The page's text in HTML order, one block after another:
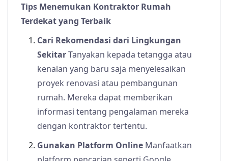
Tips Menemukan Kontraktor Rumah
Terdekat yang Terbaik
Cari Rekomendasi dari Lingkungan
SekitarTanyakan kepada tetangga atau
kenalan yang baru saja menyelesaikan
proyek renovasi atau pembangunan
rumah. Mereka dapat memberikan
informasi tentang pengalaman mereka
dengan kontraktor tertentu.
Gunakan Platform Online Manfaatkan